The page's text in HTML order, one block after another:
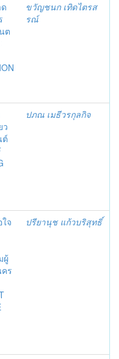
ต
ขวัญชนก เทิดไตรส
รณ์
ว
ต์
ปภณ เมธีวรกุลกิจ
จ
ผู้
ร
ปรียานุช แก้วบริสุทธิ์